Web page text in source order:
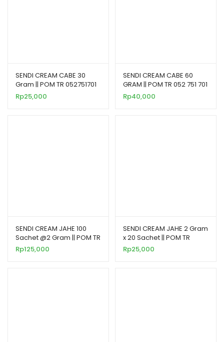
SENDI CREAM CABE 30
Gram || POM TR 052751701
Rp25,000
SENDI CREAM CABE 60
GRAM || POM TR 052 751 701
Rp40,000
SENDI CREAM JAHE 100
Sachet @2 Gram || POM TR
62765281
Rp125,000
SENDI CREAM JAHE 2 Gram
x 20 Sachet || POM TR
62765281
Rp25,000